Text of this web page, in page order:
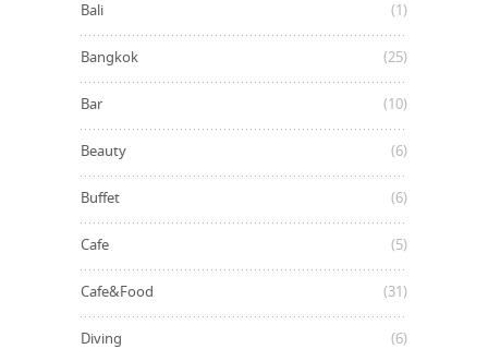
Bali (1)
Bangkok (25)
Bar (10)
Beauty (6)
Buffet (6)
Cafe (5)
Cafe&Food (31)
Diving (6)